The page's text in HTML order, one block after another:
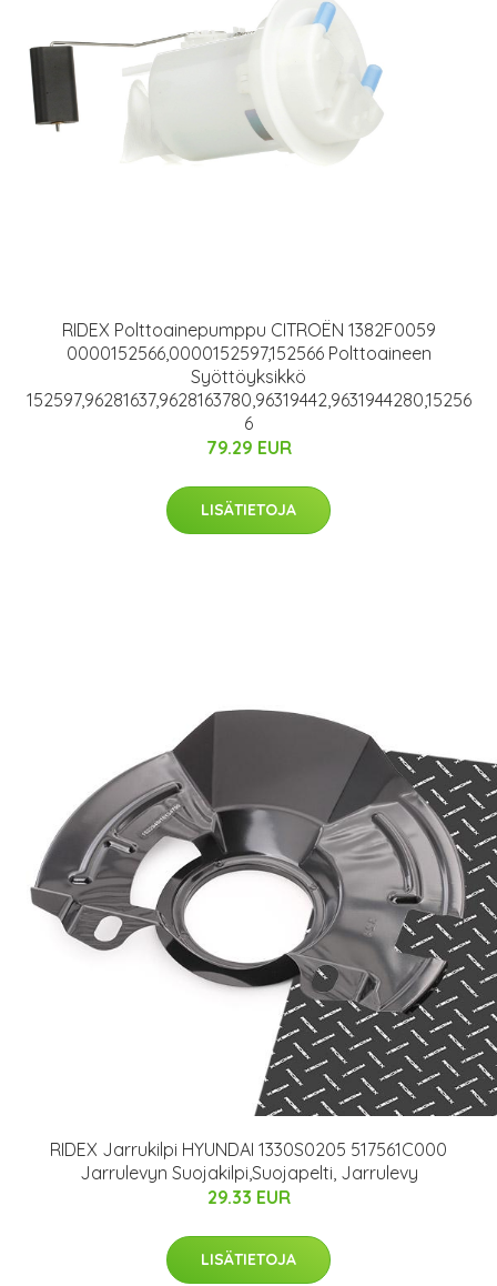
RIDEX Polttoainepumppu CITROËN 1382F0059
0000152566,0000152597,152566 Polttoaineen
Syöttöyksikkö
152597,96281637,9628163780,96319442,9631944280,15256
6
79.29 EUR
LISÄTIETOJA
RIDEX Jarrukilpi HYUNDAI 1330S0205 517561C000
Jarrulevyn Suojakilpi,Suojapelti, Jarrulevy
29.33 EUR
LISÄTIETOJA